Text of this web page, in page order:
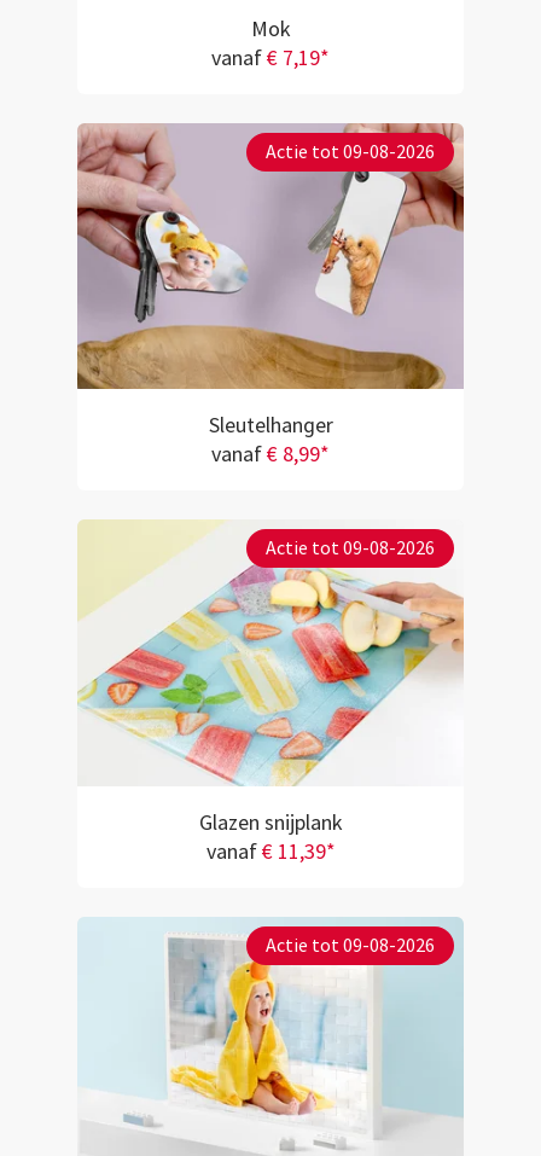
Mok
vanaf€ 7,19*
Actie tot 09-08-2026
Sleutelhanger
vanaf€ 8,99*
Actie tot 09-08-2026
Glazen snijplank
vanaf€ 11,39*
Actie tot 09-08-2026